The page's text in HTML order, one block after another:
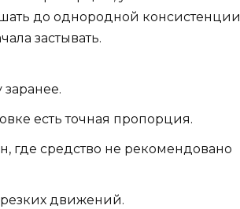
до однородной консистенции
застывать.
есть точная пропорция.
где средство не рекомендовано
движений.